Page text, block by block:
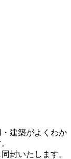
建築がよくわか
封いたします。